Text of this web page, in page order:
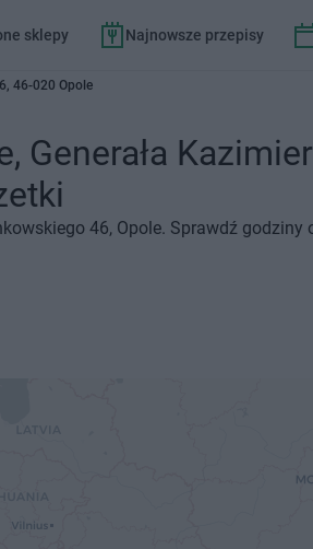
sklepy Najnowsze przepisy
46-020 Opole
Generała
46, Opole. Sprawdź